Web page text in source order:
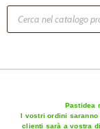
Ricerca
prodotti
Pastidea
I vostri ordini saranno
clienti sarà a vostra